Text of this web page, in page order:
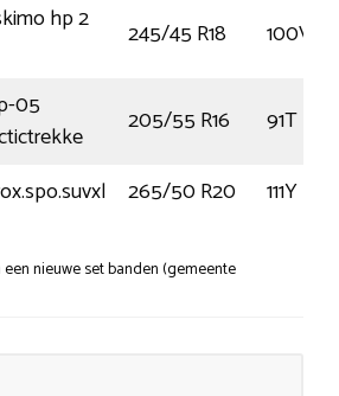
hp 2
245/45 R18 100V
05
205/55 R16
91T
265/50 R20 111Y
nieuwe set banden (gemeente